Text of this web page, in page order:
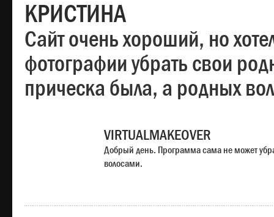
КРИСТИНА
Сайт очень хороший, но
фотографии убрать свои
прическа была, а родных
VIRTUALMAKEOVER
Добрый день. Программа сама не может
волосами.